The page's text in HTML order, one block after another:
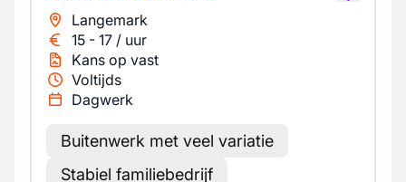
Langemark
15 - 17 / uur
Kans op vast
Voltijds
Dagwerk
Buitenwerk met veel variatie
Stabiel familiebedrijf